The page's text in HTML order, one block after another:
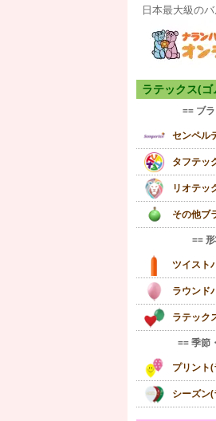
日本最大級の
ラテックス(
== ブ
センペル
タフテッ
リオテッ
その他ブ
==
ツイスト
ラウンド
ラテック
== 季節
プリント
シーズン